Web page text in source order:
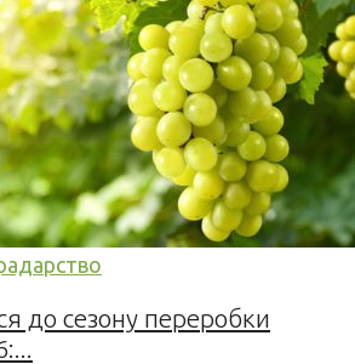
до сезону переробки